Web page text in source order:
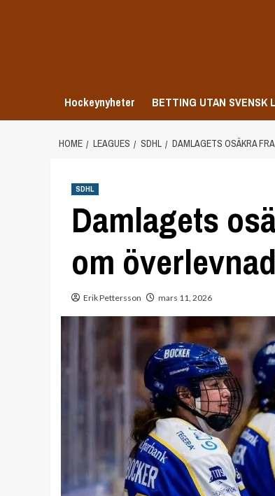
Hockeynyheter BETTING UTAN SVENSK
HOME LEAGUES SDHL DAMLAGETS OSÄKRA
SDHL
Damlagets
om
Erik Pettersson mars 11, 2026